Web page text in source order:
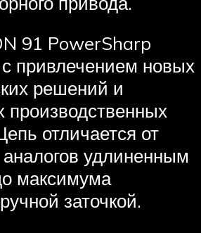
91 PowerSharp
привлечением новых
решений и
производственных
отличается от
удлиненным
максимума
заточкой.